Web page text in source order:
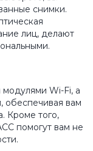
снимки.
лиц, делают
Wi-Fi, а
обеспечивая вам
Кроме того,
помогут вам не